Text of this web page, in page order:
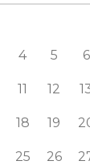
4 5 6
11 12
18 19
25 26